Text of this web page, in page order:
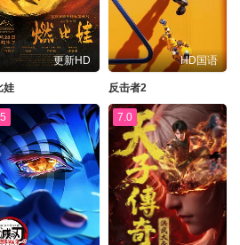
更新HD
娃
HD国语
反击者2
7.0